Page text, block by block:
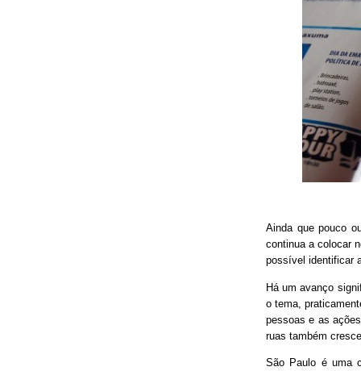
Ainda que pouco
continua a colocar
possível identificar
Há um avanço
o tema,
pessoas e as
ruas também
São Paulo é uma